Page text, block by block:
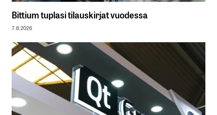
Bittium tuplasi tilauskirjat vuodessa
7.8.2026